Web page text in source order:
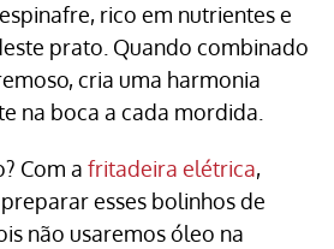
rico em nutrientes e
prato. Quando combinado
cria uma harmonia
na boca a cada mordida.
Com a fritadeira elétrica,
esses bolinhos de
não usaremos óleo na